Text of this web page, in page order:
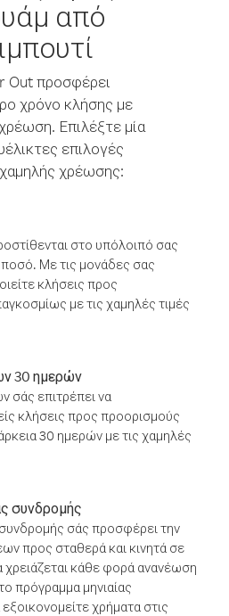
από
Out προσφέρει
χρόνο κλήσης με
Επιλέξτε μία
επιλογές
χρέωσης:
στο υπόλοιπό σας
Με τις μονάδες σας
κλήσεις προς
με τις χαμηλές τιμές
30 ημερών
σάς επιτρέπει να
κλήσεις προς προορισμούς
30 ημερών με τις χαμηλές
συνδρομής
σάς προσφέρει την
προς σταθερά και κινητά σε
χρειάζεται κάθε φορά ανανέωση
πρόγραμμα μηνιαίας
χρήματα στις